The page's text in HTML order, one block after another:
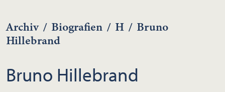
Archiv / Biografien / H / Bruno
Hillebrand
Bruno Hillebrand